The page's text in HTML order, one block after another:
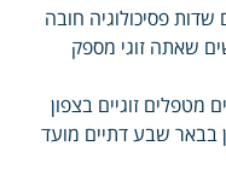
פסיכולוגיה חובה
שאתה זוגי מספק
מטפלים זוגיים בצפון
בבאר שבע דתיים מועד